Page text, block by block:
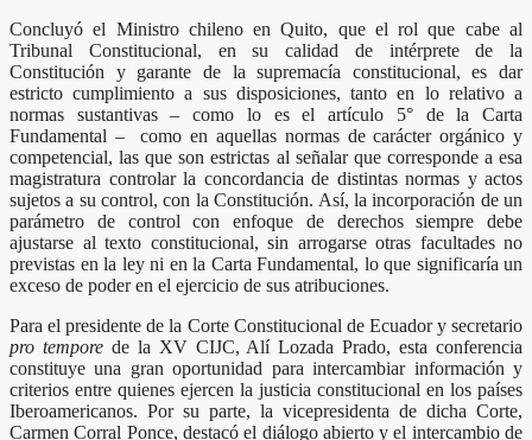
Concluyó el Ministro chileno en Quito, que el rol que cabe al
Tribunal Constitucional, en su calidad de intérprete de la
Constitución y garante de la supremacía constitucional, es dar
estricto cumplimiento a sus disposiciones, tanto en lo relativo a
normas sustantivas – como lo es el artículo 5° de la Carta
Fundamental – como en aquellas normas de carácter orgánico y
competencial, las que son estrictas al señalar que corresponde a esa
magistratura controlar la concordancia de distintas normas y actos
sujetos a su control, con la Constitución. Así, la incorporación de un
parámetro de control con enfoque de derechos siempre debe
ajustarse al texto constitucional, sin arrogarse otras facultades no
previstas en la ley ni en la Carta Fundamental, lo que significaría un
exceso de poder en el ejercicio de sus atribuciones.
Para el presidente de la Corte Constitucional de Ecuador y secretario
pro temporede la XV CIJC, Alí Lozada Prado, esta conferencia
constituye una gran oportunidad para intercambiar información y
criterios entre quienes ejercen la justicia constitucional en los países
Iberoamericanos. Por su parte, la vicepresidenta de dicha Corte,
Carmen Corral Ponce, destacó el diálogo abierto y el intercambio de